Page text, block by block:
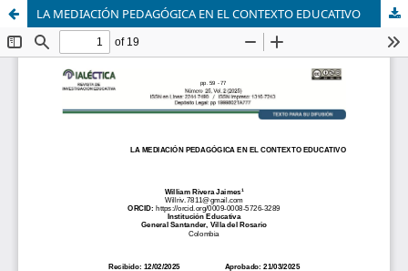
LA MEDIACIÓN PEDAGÓGICA EN EL CONTEXTO EDUCATIVO